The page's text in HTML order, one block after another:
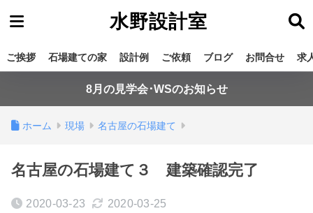
水野設計室
ご挨拶 石場建ての家 設計例 ご依頼 ブログ お問合せ 求
8月の見学会･WSのお知らせ
ホーム 現場 名古屋の石場建て
名古屋の石場建て３ 建築確認完了
2020-03-23 2020-03-25